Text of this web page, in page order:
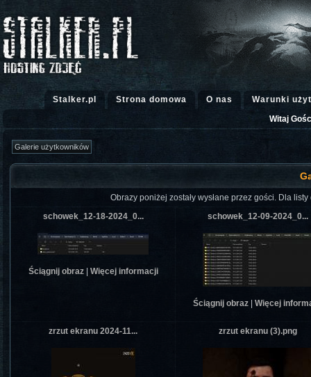
Stalker.pl Strona domowa O nas
Warunki
Witaj
Obrazy poniżej zostały wysłane przez gości. Dla
schowek_12-18-2024_0...
Ściągnij obraz| Więcej informacji
schowek_12-09-2024_0...
Ściągnij obraz Więcej
zrzut ekranu 2024-11... zrzut ekranu (3).png